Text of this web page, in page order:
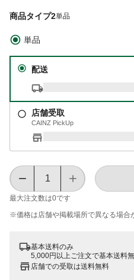
商品タイプ2単品
単品
配送
店舗受取
CAINZ PickUp
最大注文数は0です
※価格は​店舗や​掲載場所で​異なる​場合
基本送料のみ
5,000円以上ご注文で基本送料
店舗での受取は送料無料